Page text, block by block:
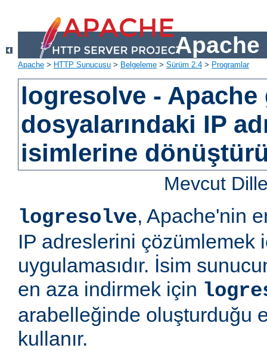
Apache
Apache > HTTP Sunucusu > Belgeleme > Sürüm 2.4 > Programlar
logresolve -
dosyalarındaki IP
isimlerine
Mevcut
logresolve, Apache'nin
IP adreslerini çözümlemek
uygulamasıdır. İsim
en aza indirmek için
arabelleğinde oluşturduğu
kullanır.